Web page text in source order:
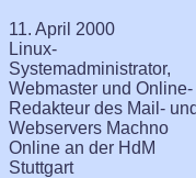
11. April 2000
Linux-
Systemadministrator,
Webmaster und Online-
Redakteur des Mail-
Webservers Machno
Online an der HdM
Stuttgart